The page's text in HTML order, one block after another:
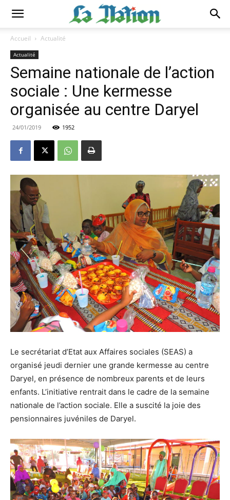
Accueil Actualité
Actualité
Semaine nationale de l’action
sociale : Une kermesse
organisée au centre Daryel
24/01/2019 1952
Le secrétariat d’Etat aux Affaires sociales (SEAS) a
organisé jeudi dernier une grande kermesse au centre
Daryel, en présence de nombreux parents et de leurs
enfants. L’initiative rentrait dans le cadre de la semaine
nationale de l’action sociale. Elle a suscité la joie des
pensionnaires juvéniles de Daryel.